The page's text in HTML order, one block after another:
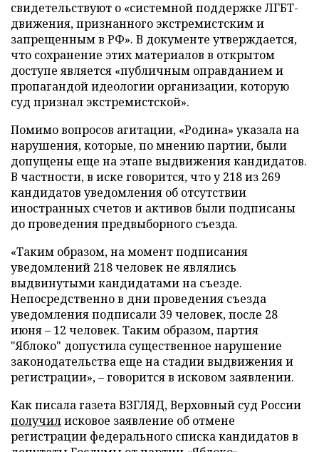
свидетельствуют о «системной поддержке ЛГБТ-
движения, признанного экстремистским и
запрещенным в РФ». В документе утверждается,
что сохранение этих материалов в открытом
доступе является «публичным оправданием и
пропагандой идеологии организации, которую
суд признал экстремистской».
Помимо вопросов агитации, «Родина» указала на
нарушения, которые, по мнению партии, были
допущены еще на этапе выдвижения кандидатов.
В частности, в иске говорится, что у 218 из 269
кандидатов уведомления об отсутствии
иностранных счетов и активов были подписаны
до проведения предвыборного съезда.
«Таким образом, на момент подписания
уведомлений 218 человек не являлись
выдвинутыми кандидатами на съезде.
Непосредственно в дни проведения съезда
уведомления подписали 39 человек, после 28
июня – 12 человек. Таким образом, партия
"Яблоко" допустила существенное нарушение
законодательства еще на стадии выдвижения и
регистрации», – говорится в исковом заявлении.
Как писала газета ВЗГЛЯД, Верховный суд России
получилисковое заявление об отмене
регистрации федерального списка кандидатов в